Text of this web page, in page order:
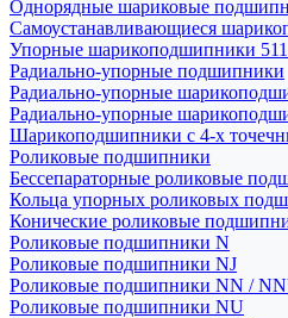
Однорядные шариковые
Самоустанавливающиеся
Упорные шарикоподшипники 511
Радиально-упорные подшипники
Радиально-упорные
Радиально-упорные
Шарикоподшипники с 4-х
Роликовые подшипники
Бессепараторные роликовые
Кольца упорных роликовых
Конические роликовые
Роликовые подшипники N
Роликовые подшипники NJ
Роликовые подшипники NN /
Роликовые подшипники NU